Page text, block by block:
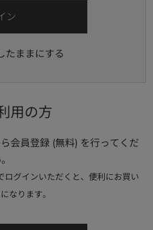
たままにする
用の方
会員登録 (無料) を行ってくだ
ログインいただくと、便利にお買い
なります。